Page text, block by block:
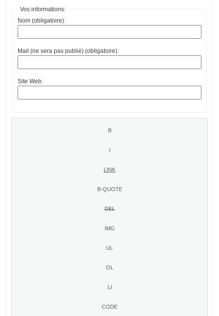
Vos informations:
Nom (obligatoire):
Mail (ne sera pas publié) (obligatoire):
Site Web: